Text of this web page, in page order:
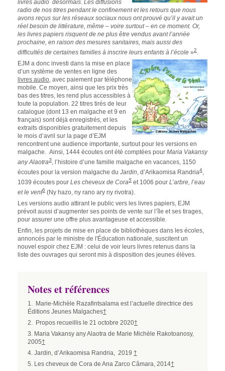
livres audio désormais. Les diffusions
radio de nos titres pendant le confinement et les retours que nous
avons reçus sur les réseaux sociaux nous ont prouvé qu’il y avait un
réel besoin de littérature, même – voire surtout – en ce moment. Or,
les livres papiers risquent de ne plus être vendus avant l’année
prochaine, en raison des mesures sanitaires, mais aussi des
difficultés de certaines familles à inscrire leurs enfants à l’école »2.
EJM a donc investi dans la mise en place
d’un système de ventes en ligne des
livres audio, avec paiement par téléphone
mobile. Ce moyen, ainsi que les prix très
bas des titres, les rend plus accessibles à
toute la population. 22 titres tirés de leur
catalogue (dont 13 en malgache et 9 en
français) sont déjà enregistrés, et les
extraits disponibles gratuitement depuis
le mois d’avril sur la page d’EJM
rencontrent une audience importante, surtout pour les versions en
malgache. Ainsi, 1444 écoutes ont été comptées pour Maria Vakansy
any Alaotra3, l’histoire d’une famille malgache en vacances, 1150
écoutes pour la version malgache du Jardin, d’Arikaomisa Randria4,
1039 écoutes pour Les cheveux de Cora5 et 1006 pour L’arbre, l’eau
et le vent6 (Ny hazo, ny rano ary ny rivotra).
Les versions audio attirant le public vers les livres papiers, EJM
prévoit aussi d’augmenter ses points de vente sur l’île et ses tirages,
pour assurer une offre plus avantageuse et accessible.
Enfin, les projets de mise en place de bibliothèques dans les écoles,
annoncés par le ministre de l'Éducation nationale, suscitent un
nouvel espoir chez EJM : celui de voir leurs livres retenus dans la
liste des ouvrages qui seront mis à disposition des jeunes élèves.
Notes et références
1. Marie-Michèle Razafintsalama est l’actuelle directrice des
Éditions Jeunes Malgaches†
2. Propos recueillis le 21 octobre 2020†
3. Maria Vakansy any Alaotra de Marie Michèle Rakotoanosy,
2005†
4. Jardin, d’Arikaomisa Randria, 2019 †
5. Les cheveux de Cora de Ana Zarco Câmara, 2014†